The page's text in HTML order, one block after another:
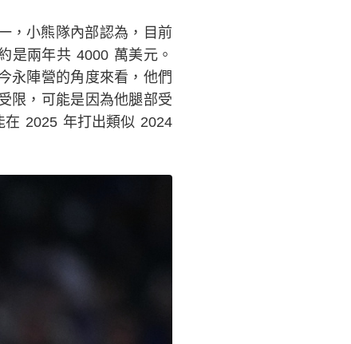
，小熊隊內部認為，目前
是兩年共 4000 萬美元。
永陣營的角度來看，他們
限，可能是因為他腿部受
在 2025 年打出類似 2024